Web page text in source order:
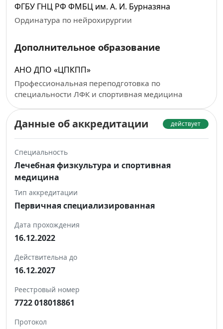
ФГБУ ГНЦ РФ ФМБЦ им. А. И. Бурназяна
Ординатура по нейрохирургии
Дополнительное образование
АНО ДПО «ЦПКПП»
Профессиональная переподготовка по
специальности ЛФК и спортивная медицина
Данные об аккредитации действует
Специальность
Лечебная физкультура и спортивная
медицина
Тип аккредитации
Первичная специализированная
Дата прохождения
16.12.2022
Действительна до
16.12.2027
Реестровый номер
7722 018018861
Протокол